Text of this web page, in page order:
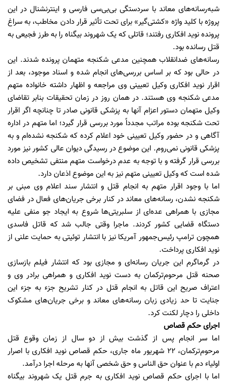
شبه‌رسانه‌های معاند با سردستگی بی‌بی‌سی فارسی و اینترنشنال در این
پروژه با کلید واژه «کشتی‌گیر» برای تحت تأثیر قرار دادن مخاطب، به سراغ
پرونده نوید افکاری رفتند؛ قاتلی که یک شهروند بیگناه را به طرز فجیعی به
قتل رسانده بود.
رسانه‌های ضدانقلاب همچنین مدعی شکنجه متهمان پرونده شدند. این
در حالی بود که بر اساس بررسی‌های انجام شده و اسناد موجود، بعد از
اقرار نوید افکاری وکیل تعیینی وی مراجعه و اظهار داشته خانواده متهم
مدعی شکنجه وی هستند. در همان روز در زمان تحقیقات بنابر تقاضای
وکیل متهمان دستور اعزام آنها به پزشکی قانونی صادر تا چنانچه اگر اقرار
تحت شکنجه بوده مراتب مجدداً مورد بررسی قرار گیرد؛ اما متهم در اداره
آگاهی و در حضور وکیل تعیینی خود اعلام کرده که شکنجه نشده‌ام و به
پزشکی قانونی نمی‌روم. این موضوع در رسیدگی دیوان عالی کشور نیز مورد
بررسی قرار گرفته و با توجه به عدم درخواست متهم منتفی تشخیص داده
شده است که وکیل تعیینی متهم نیز به این موضوع اذعان دارد.
اما با وجود اقرار متهم به انجام قتل و انتشار سند اعلام وی مبنی بر
شکنجه نشدن، رسانه‌های معاند در کنار برخی جریان‌های فعال در فضای
مجازی با همراهی عده‌ای از سلبریتی‌ها شروع به ایجاد جو منفی علیه
دستگاه قضایی کشور کردند. ماجرا وقتی جالب شد که قاتل فاسدی
همچون ‌ترامپ رئیس‌جمهور آمریکا نیز با انتشار توئیتی به حمایت علنی از
نوید افکاری پرداخت.
در گرماگرم این جریان رسانه‌ای و مجازی بود که انتشار فیلم بازسازی
صحنه قتل مرحوم‌ترکمان به دست نوید افکاری و همراهی برادر وی و
اعتراف صریح این قاتل به انجام قتل در کنار تشریح جزء به جزء این
جنایت تا حد زیادی زبان رسانه‌های معاند و برخی جریان‌های مشکوک
داخلی را دچار لکنت کرد.
اجرای حکم قصاص
اما سر انجام پس از گذشت بیش از دو سال از زمان وقوع قتل
مرحوم‌ترکمان، 22 شهریور ماه جاری، حکم قصاص نوید افکاری با اصرار
اولیاء دم با عنوان حق الناس و حق شخصی آنها به مرحله اجرا درآمد.
اما با اجرای حکم قصاص نوید افکاری به جرم قتل یک شهروند بیگناه